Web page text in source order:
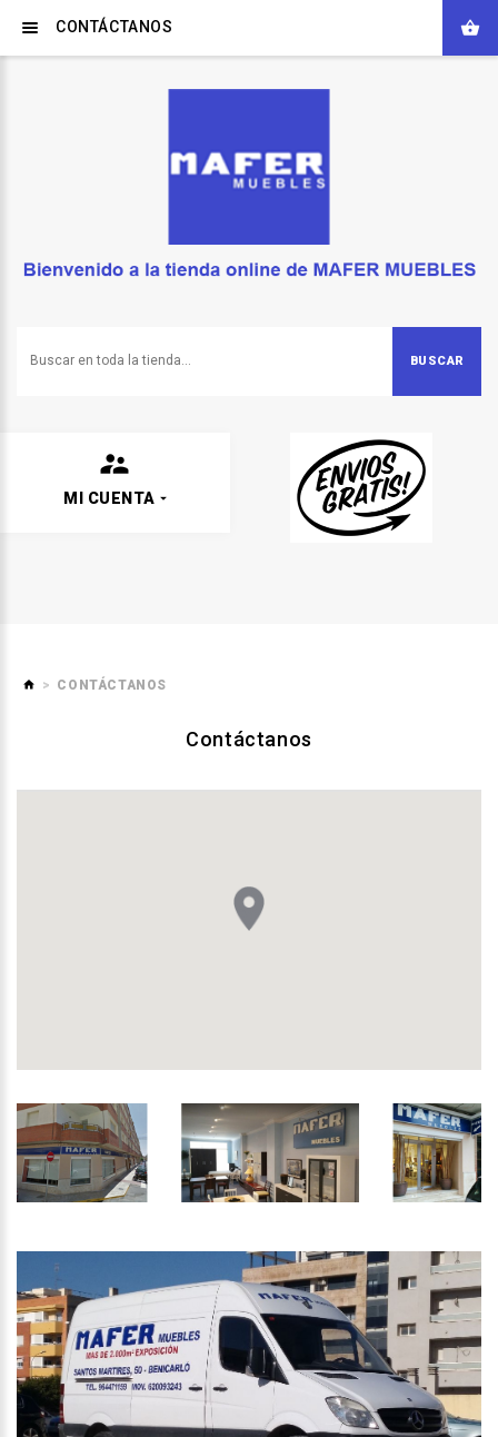
BUSCAR
MI CUENTA
CONTÁCTANOS
Contáctanos
CONTÁCTANOS